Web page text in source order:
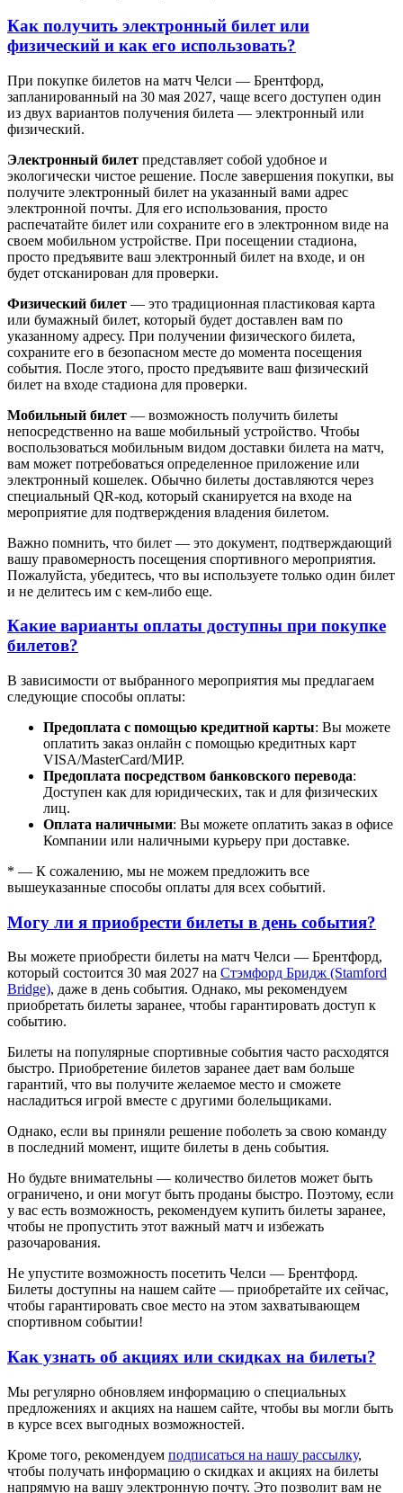
Как получить электронный билет или
физический и как его использовать?
При покупке билетов на матч Челси — Брентфорд,
запланированный на 30 мая 2027, чаще всего доступен один
из двух вариантов получения билета — электронный или
физический.
Электронный билет представляет собой удобное и
экологически чистое решение. После завершения покупки, вы
получите электронный билет на указанный вами адрес
электронной почты. Для его использования, просто
распечатайте билет или сохраните его в электронном виде на
своем мобильном устройстве. При посещении стадиона,
просто предъявите ваш электронный билет на входе, и он
будет отсканирован для проверки.
Физический билет — это традиционная пластиковая карта
или бумажный билет, который будет доставлен вам по
указанному адресу. При получении физического билета,
сохраните его в безопасном месте до момента посещения
события. После этого, просто предъявите ваш физический
билет на входе стадиона для проверки.
Мобильный билет — возможность получить билеты
непосредственно на ваше мобильный устройство. Чтобы
воспользоваться мобильным видом доставки билета на матч,
вам может потребоваться определенное приложение или
электронный кошелек. Обычно билеты доставляются через
специальный QR-код, который сканируется на входе на
мероприятие для подтверждения владения билетом.
Важно помнить, что билет — это документ, подтверждающий
вашу правомерность посещения спортивного мероприятия.
Пожалуйста, убедитесь, что вы используете только один билет
и не делитесь им с кем-либо еще.
Какие варианты оплаты доступны при покупке
билетов?
В зависимости от выбранного мероприятия мы предлагаем
следующие способы оплаты:
Предоплата с помощью кредитной карты: Вы можете
оплатить заказ онлайн с помощью кредитных карт
VISA/MasterСard/МИР.
Предоплата посредством банковского перевода:
Доступен как для юридических, так и для физических
лиц.
Оплата наличными: Вы можете оплатить заказ в офисе
Компании или наличными курьеру при доставке.
* — К сожалению, мы не можем предложить все
вышеуказанные способы оплаты для всех событий.
Могу ли я приобрести билеты в день события?
Вы можете приобрести билеты на матч Челси — Брентфорд,
который состоится 30 мая 2027 на Стэмфорд Бридж (Stamford
Bridge), даже в день события. Однако, мы рекомендуем
приобретать билеты заранее, чтобы гарантировать доступ к
событию.
Билеты на популярные спортивные события часто расходятся
быстро. Приобретение билетов заранее дает вам больше
гарантий, что вы получите желаемое место и сможете
насладиться игрой вместе с другими болельщиками.
Однако, если вы приняли решение поболеть за свою команду
в последний момент, ищите билеты в день события.
Но будьте внимательны — количество билетов может быть
ограничено, и они могут быть проданы быстро. Поэтому, если
у вас есть возможность, рекомендуем купить билеты заранее,
чтобы не пропустить этот важный матч и избежать
разочарования.
Не упустите возможность посетить Челси — Брентфорд.
Билеты доступны на нашем сайте — приобретайте их сейчас,
чтобы гарантировать свое место на этом захватывающем
спортивном событии!
Как узнать об акциях или скидках на билеты?
Мы регулярно обновляем информацию о специальных
предложениях и акциях на нашем сайте, чтобы вы могли быть
в курсе всех выгодных возможностей.
Кроме того, рекомендуем подписаться на нашу рассылку,
чтобы получать информацию о скидках и акциях на билеты
напрямую на вашу электронную почту. Это позволит вам не